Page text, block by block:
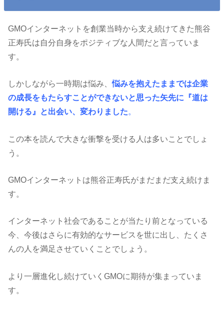
GMOインターネットを創業当時から支え続けてきた熊谷
正寿氏は自分自身をポジティブな人間だと言っていま
す。
しかしながら一時期は悩み、悩みを抱えたままでは企業
の成長をもたらすことができないと思った矢先に『道は
開ける』と出会い、変わりました。
この本を読んで大きな衝撃を受ける人は多いことでしょ
う。
GMOインターネットは熊谷正寿氏がまだまだ支え続けま
す。
インターネット社会であることが当たり前となっている
今、今後はさらに有効的なサービスを世に出し、たくさ
んの人を満足させていくことでしょう。
より一層進化し続けていくGMOに期待が集まっていま
す。